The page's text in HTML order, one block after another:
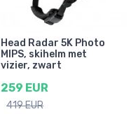
Head Radar 5K Photo
MIPS, skihelm met
vizier, zwart
259 EUR
419 EUR